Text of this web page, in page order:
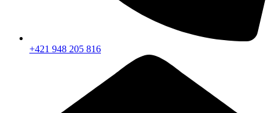
+421 948 205 816